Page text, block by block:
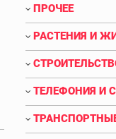
ПРОЧЕЕ
РАСТЕНИЯ И
ТЕЛЕФОНИЯ И